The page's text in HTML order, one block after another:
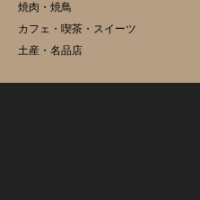
焼肉・焼鳥
カフェ・喫茶・スイーツ
土産・名品店